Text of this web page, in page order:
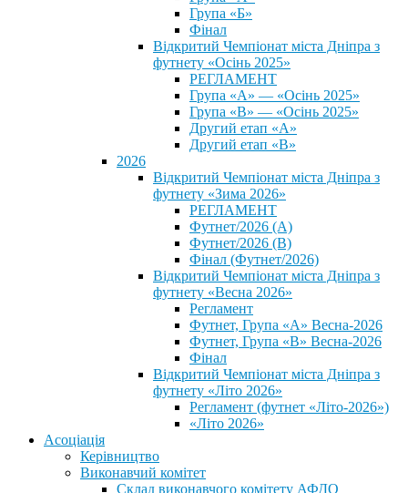
Група «Б»
Фінал
Відкритий Чемпіонат міста Дніпра з
футнету «Осінь 2025»
РЕГЛАМЕНТ
Група «А» — «Осінь 2025»
Група «В» — «Осінь 2025»
Другий етап «А»
Другий етап «В»
2026
Відкритий Чемпіонат міста Дніпра з
футнету «Зима 2026»
РЕГЛАМЕНТ
Футнет/2026 (А)
Футнет/2026 (В)
Фінал (Футнет/2026)
Відкритий Чемпіонат міста Дніпра з
футнету «Весна 2026»
Регламент
Футнет, Група «А» Весна-2026
Футнет, Група «В» Весна-2026
Фінал
Відкритий Чемпіонат міста Дніпра з
футнету «Літо 2026»
Регламент (футнет «Літо-2026»)
«Літо 2026»
Асоціація
Керівництво
Виконавчий комітет
Склад виконавчого комітету АФДО